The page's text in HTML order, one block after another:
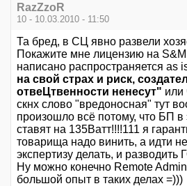
RazZzoR
10 - 10.03.2010 - 11:50
Та бред, в СЦ явно развели
Покажите мне лицензию на
написано распространяется as
на свой страх и риск,
отвеЦтвенности ненесут" или
скнх слово "вредоносная" тут
произошло всё потому, что БП
ставят на 135Ватт!!!!111 я
товарища надо винить, а идти
экспертизу делать, и
Ну можно конечно Remote
большой опыт в таких делах =)))